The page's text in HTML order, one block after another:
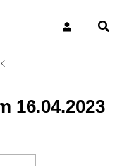
16.04.2023